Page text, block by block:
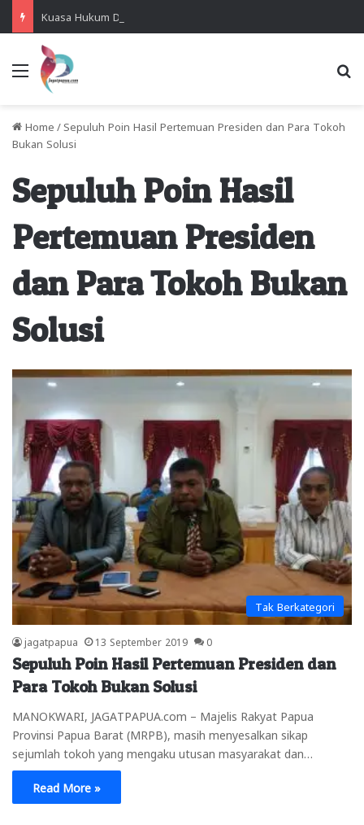
Menu
Home / Sepuluh Poin Hasil Pertemuan Presiden dan Para Tokoh
Bukan Solusi
Sepuluh Poin Hasil
Pertemuan Presiden
dan Para Tokoh Bukan
Solusi
Tak Berkategori
jagatpapua 13 September 2019 0
Sepuluh Poin Hasil Pertemuan Presiden dan
Para Tokoh Bukan Solusi
MANOKWARI, JAGATPAPUA.com – Majelis Rakyat Papua
Provinsi Papua Barat (MRPB), masih menyesalkan sikap
sejumlah tokoh yang mengaku utusan masyarakat dan…
Read More »